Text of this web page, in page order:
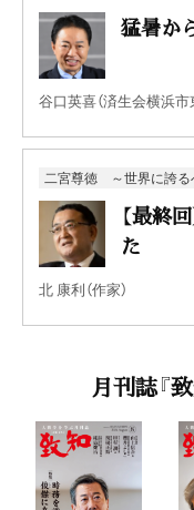
猛暑か
谷口英喜（済生会横浜
二宮尊徳 ～世界に誇る
【最終
た
北 康利（作家）
月刊誌『